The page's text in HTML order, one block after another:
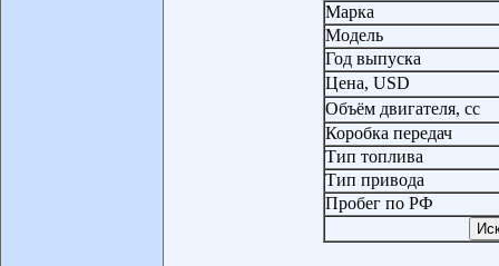
Марка
Модель
Год выпуска
Цена, USD
Объём двигателя, сс
Коробка передач
Тип топлива
Тип привода
Пробег по РФ